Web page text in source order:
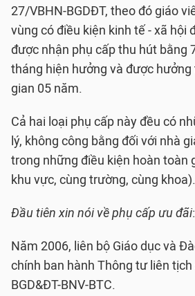
27/VBHN-BGDĐT, theo đó giáo
vùng có điều kiện kinh tế - xã hội
được nhận phụ cấp thu hút bằng
tháng hiện hưởng và được
gian 05 năm.
Cả hai loại phụ cấp này đều có
lý, không công bằng đối với nhà
trong những điều kiện hoàn toàn
khu vực, cùng trường, cùng khoa).
Đầu tiên xin nói về phụ cấp ưu đãi:
Năm 2006, liên bộ Giáo dục và
chính ban hành Thông tư liên
BGD&ĐT-BNV-BTC.